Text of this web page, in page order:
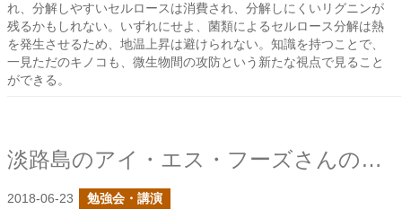
れ、分解しやすいセルロースは消費され、分解しにくいリグニンが
残るかもしれない。いずれにせよ、菌類によるセルロース分解は熱
を発生させるため、地温上昇は避けられない。知識を持つことで、
一見ただのキノコも、微生物間の攻防という新たな視点で見ること
ができる。
淡路島のアイ・エス・フーズさんの社内研修で予防と緑肥の活用の話をしました
2018-06-23 勉強会・講演